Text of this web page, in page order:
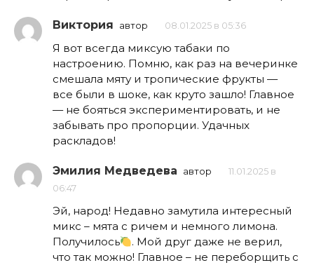
Виктория автор 08.01.2025 в 05:36
Я вот всегда миксую табаки по
настроению. Помню, как раз на вечеринке
смешала мяту и тропические фрукты —
все были в шоке, как круто зашло! Главное
— не бояться экспериментировать, и не
забывать про пропорции. Удачных
раскладов!
Эмилия Медведева автор
11.01.2025 в
06:47
Эй, народ! Недавно замутила интересный
микс – мята с ричем и немного лимона.
Получилось
. Мой друг даже не верил,
что так можно! Главное – не переборщить с